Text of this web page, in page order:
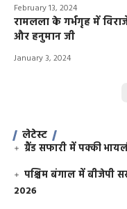
February 13, 2024
रामलला के गर्भगृह में
और हनुमान जी
January 3, 2024
लेटेस्ट
ग्रैंड सफारी में पक्की
पश्चिम बंगाल में बीजेपी
2026